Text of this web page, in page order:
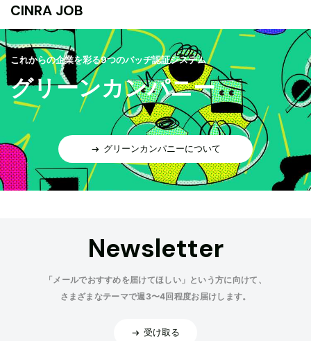
CINRA JOB
これからの企業を彩る9つのバッヂ認証システム
グリーンカンパニー
グリーンカンパニーについて
Newsletter
「メールでおすすめを届けてほしい」という方に向けて、
さまざまなテーマで週3〜4回程度お届けします。
受け取る